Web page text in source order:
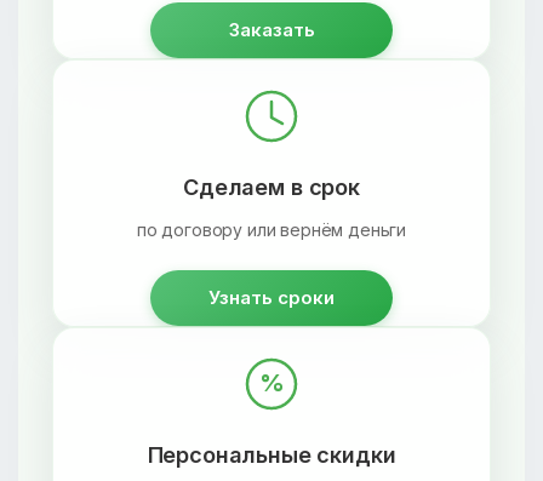
Заказать
Сделаем в срок
по договору или вернём деньги
Узнать сроки
%
Персональные скидки